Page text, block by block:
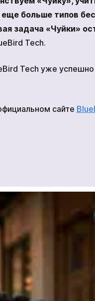
больше типов
задача «Чуйки»
Tech.
Tech уже
сайте